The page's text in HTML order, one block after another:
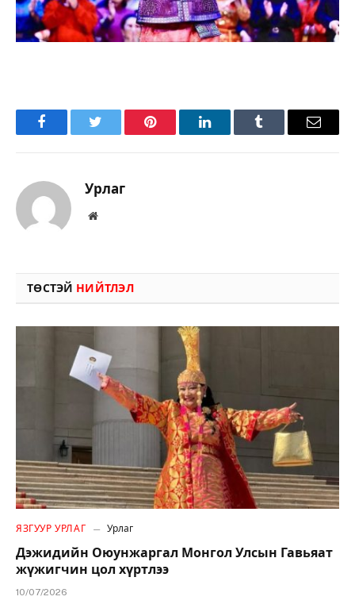
FacebookTwitter Pinterest LinkedInTumblr Имэйл
Урлаг
Вэбсайт
ТӨСТЭЙ НИЙТЛЭЛ
ЯЗГУУР УРЛАГ Урлаг
Дэжидийн Оюунжаргал Монгол Улсын Гавьяат
жүжигчин цол хүртлээ
10/07/2026